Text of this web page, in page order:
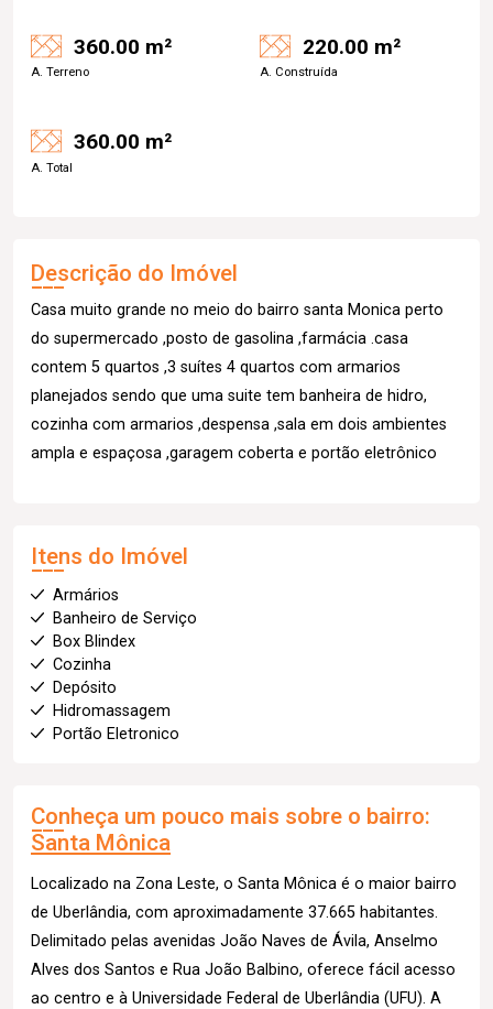
360.00 m²
A. Terreno
220.00 m²
A. Construída
360.00 m²
A. Total
Descrição do Imóvel
Casa muito grande no meio do bairro santa Monica perto
do supermercado ,posto de gasolina ,farmácia .casa
contem 5 quartos ,3 suítes 4 quartos com armarios
planejados sendo que uma suite tem banheira de hidro,
cozinha com armarios ,despensa ,sala em dois ambientes
ampla e espaçosa ,garagem coberta e portão eletrônico
Itens do Imóvel
Armários
Banheiro de Serviço
Box Blindex
Cozinha
Depósito
Hidromassagem
Portão Eletronico
Conheça um pouco mais sobre o bairro:
Santa Mônica
Localizado na Zona Leste, o Santa Mônica é o maior bairro
de Uberlândia, com aproximadamente 37.665 habitantes.
Delimitado pelas avenidas João Naves de Ávila, Anselmo
Alves dos Santos e Rua João Balbino, oferece fácil acesso
ao centro e à Universidade Federal de Uberlândia (UFU). A